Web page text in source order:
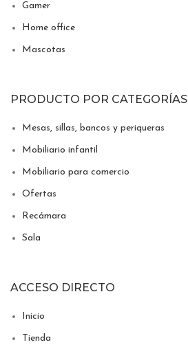
Gamer
Home office
Mascotas
PRODUCTO POR CATEGORÍAS
Mesas, sillas, bancos y periqueras
Mobiliario infantil
Mobiliario para comercio
Ofertas
Recámara
Sala
ACCESO DIRECTO
Inicio
Tienda